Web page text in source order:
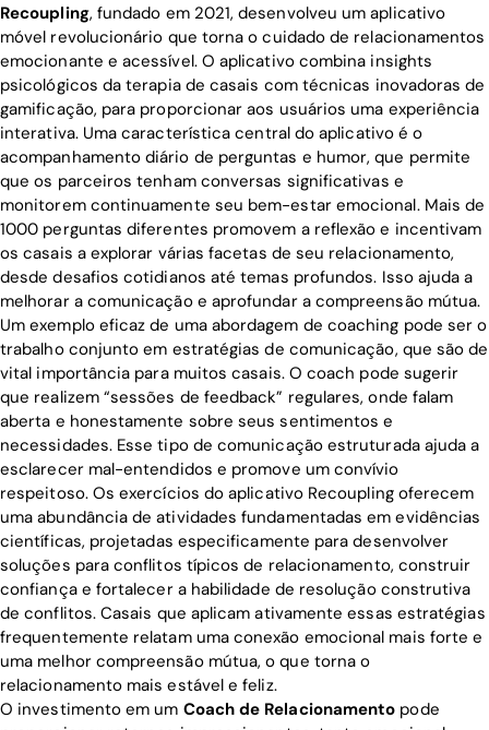
Recoupling, fundado em 2021, desenvolveu um aplicativo
móvel revolucionário que torna o cuidado de relacionamentos
emocionante e acessível. O aplicativo combina insights
psicológicos da terapia de casais com técnicas inovadoras de
gamificação, para proporcionar aos usuários uma experiência
interativa. Uma característica central do aplicativo é o
acompanhamento diário de perguntas e humor, que permite
que os parceiros tenham conversas significativas e
monitorem continuamente seu bem-estar emocional. Mais de
1000 perguntas diferentes promovem a reflexão e incentivam
os casais a explorar várias facetas de seu relacionamento,
desde desafios cotidianos até temas profundos. Isso ajuda a
melhorar a comunicação e aprofundar a compreensão mútua.
Um exemplo eficaz de uma abordagem de coaching pode ser o
trabalho conjunto em estratégias de comunicação, que são de
vital importância para muitos casais. O coach pode sugerir
que realizem “sessões de feedback” regulares, onde falam
aberta e honestamente sobre seus sentimentos e
necessidades. Esse tipo de comunicação estruturada ajuda a
esclarecer mal-entendidos e promove um convívio
respeitoso. Os exercícios do aplicativo Recoupling oferecem
uma abundância de atividades fundamentadas em evidências
científicas, projetadas especificamente para desenvolver
soluções para conflitos típicos de relacionamento, construir
confiança e fortalecer a habilidade de resolução construtiva
de conflitos. Casais que aplicam ativamente essas estratégias
frequentemente relatam uma conexão emocional mais forte e
uma melhor compreensão mútua, o que torna o
relacionamento mais estável e feliz.
O investimento em um Coach de Relacionamento pode